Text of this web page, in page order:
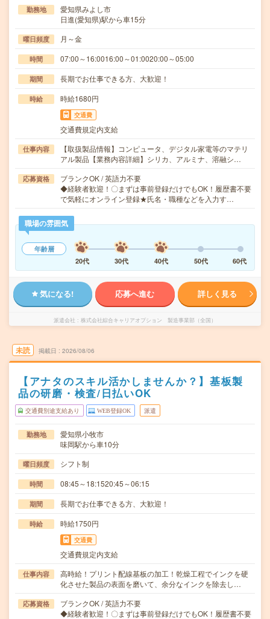
勤務地
愛知県みよし市
日進(愛知県)駅から車15分
曜日頻度 月～金
時間 07:00～16:0016:00～01:0020:00～05:00
期間 長期でお仕事できる方、大歓迎！
時給 時給1680円
交通費
交通費規定内支給
仕事内容
【取扱製品情報】コンピュータ、デジタル家電等のマテリ
アル製品【業務内容詳細】シリカ、アルミナ、溶融シ…
応募資格
ブランクOK / 英語力不要
◆経験者歓迎！〇まずは事前登録だけでもOK！履歴書不要
で気軽にオンライン登録★氏名・職種などを入力す…
職場の雰囲気
年齢層
20代
30代 40代 50代 60代
気になる! 応募へ進む 詳しく見る
派遣会社 株式会社綜合キャリアオプション 製造事業部（全国）
未読 掲載日 2026/08/06
【アナタのスキル活かしませんか？】基板製
品の研磨・検査/日払いOK
交通費別途支給あり WEB登録OK 派遣
勤務地
愛知県小牧市
味岡駅から車10分
曜日頻度 シフト制
時間 08:45～18:1520:45～06:15
期間 長期でお仕事できる方、大歓迎！
時給 時給1750円
交通費
交通費規定内支給
仕事内容
高時給！プリント配線基板の加工！乾燥工程でインクを硬
化させた製品の表面を磨いて、余分なインクを除去し…
応募資格
ブランクOK / 英語力不要
◆経験者歓迎！〇まずは事前登録だけでもOK！履歴書不要